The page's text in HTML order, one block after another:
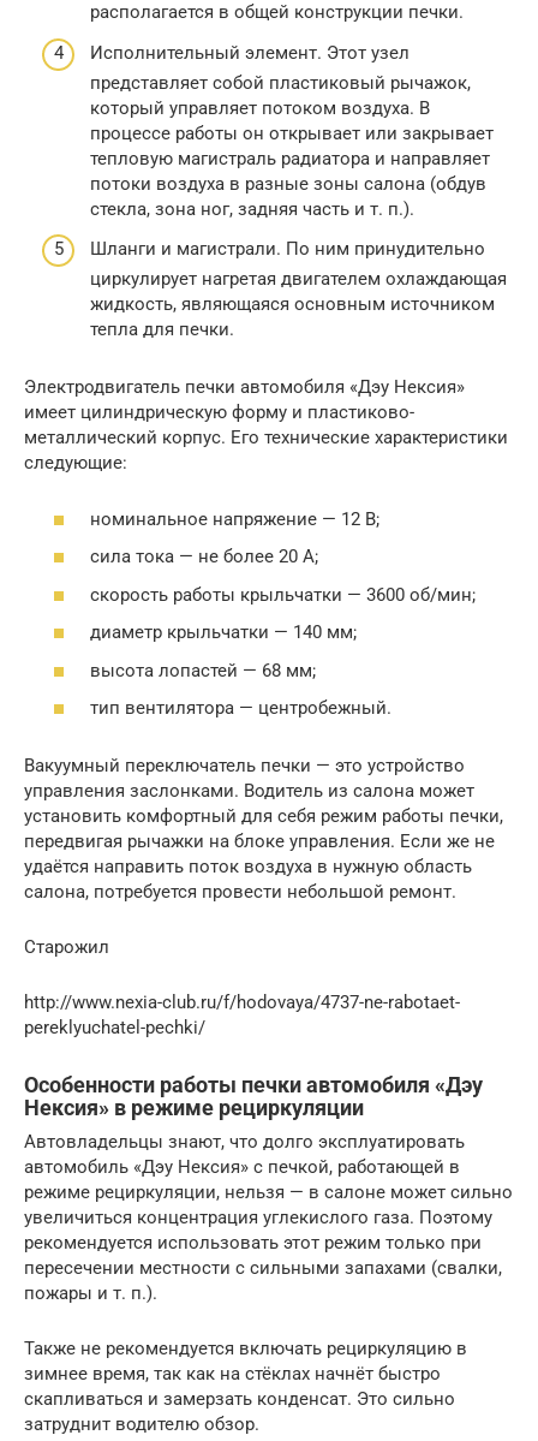
располагается в общей конструкции печки.
Исполнительный элемент. Этот узел
представляет собой пластиковый рычажок,
который управляет потоком воздуха. В
процессе работы он открывает или закрывает
тепловую магистраль радиатора и направляет
потоки воздуха в разные зоны салона (обдув
стекла, зона ног, задняя часть и т. п.).
Шланги и магистрали. По ним принудительно
циркулирует нагретая двигателем охлаждающая
жидкость, являющаяся основным источником
тепла для печки.
Электродвигатель печки автомобиля «Дэу Нексия»
имеет цилиндрическую форму и пластиково-
металлический корпус. Его технические характеристики
следующие:
номинальное напряжение — 12 В;
сила тока — не более 20 А;
скорость работы крыльчатки — 3600 об/мин;
диаметр крыльчатки — 140 мм;
высота лопастей — 68 мм;
тип вентилятора — центробежный.
Вакуумный переключатель печки — это устройство
управления заслонками. Водитель из салона может
установить комфортный для себя режим работы печки,
передвигая рычажки на блоке управления. Если же не
удаётся направить поток воздуха в нужную область
салона, потребуется провести небольшой ремонт.
Старожил
http://www.nexia-club.ru/f/hodovaya/4737-ne-rabotaet-
pereklyuchatel-pechki/
Особенности работы печки автомобиля «Дэу
Нексия» в режиме рециркуляции
Автовладельцы знают, что долго эксплуатировать
автомобиль «Дэу Нексия» с печкой, работающей в
режиме рециркуляции, нельзя — в салоне может сильно
увеличиться концентрация углекислого газа. Поэтому
рекомендуется использовать этот режим только при
пересечении местности с сильными запахами (свалки,
пожары и т. п.).
Также не рекомендуется включать рециркуляцию в
зимнее время, так как на стёклах начнёт быстро
скапливаться и замерзать конденсат. Это сильно
затруднит водителю обзор.